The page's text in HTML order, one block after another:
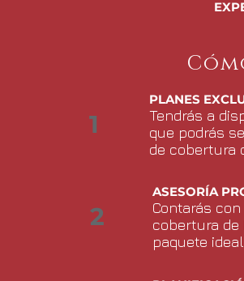
1
PLANES
Tendrás a
que podrás
de cobertura
2
ASESORÍA
Contarás
cobertura de
paquete